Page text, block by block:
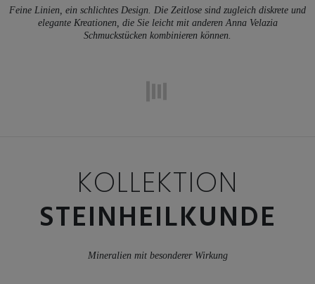
Feine Linien, ein schlichtes Design. Die Zeitlose sind zugleich diskrete und
elegante Kreationen, die Sie leicht mit anderen Anna Velazia
Schmuckstücken kombinieren können.
KOLLEKTION
STEINHEILKUNDE
Mineralien mit besonderer Wirkung